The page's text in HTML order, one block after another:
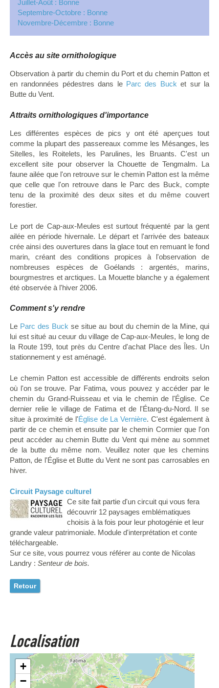
Juillet-Août : Bonne
Septembre-Octobre : Bonne
Novembre-Décembre : Bonne
Accès au site ornithologique
Observation à partir du chemin du Port et du chemin Patton et
en randonnées pédestres dans le Parc des Buck et sur la
Butte du Vent.
Attraits ornithologiques d'importance
Les différentes espèces de pics y ont été aperçues tout
comme la plupart des passereaux comme les Mésanges, les
Sitelles, les Roitelets, les Parulines, les Bruants. C'est un
excellent site pour observer la Chouette de Tengmalm. La
faune ailée que l'on retrouve sur le chemin Patton est la même
que celle que l'on retrouve dans le Parc des Buck, compte
tenu de la proximité des deux sites et du même couvert
forestier.
Le port de Cap-aux-Meules est surtout fréquenté par la gent
ailée en période hivernale. Le départ et l'arrivée des bateaux
crée ainsi des ouvertures dans la glace tout en remuant le fond
marin, créant des conditions propices à l'observation de
nombreuses espèces de Goélands : argentés, marins,
bourgmestres et arctiques. La Mouette blanche y a également
été observée à l'hiver 2006.
Comment s'y rendre
Le Parc des Buck se situe au bout du chemin de la Mine, qui
lui est situé au ceuur du village de Cap-aux-Meules, le long de
la Route 199, tout près du Centre d'achat Place des Îles. Un
stationnement y est aménagé.
Le chemin Patton est accessible de différents endroits selon
où l'on se trouve. Par Fatima, vous pouvez y accéder par le
chemin du Grand-Ruisseau et via le chemin de l'Église. Ce
dernier relie le village de Fatima et de l'Étang-du-Nord. Il se
situe à proximité de l'Église de La Vernière. C'est également à
partir de ce chemin et ensuite par le chemin Cormier que l'on
peut accéder au chemin Butte du Vent qui mène au sommet
de la butte du même nom. Veuillez noter que les chemins
Patton, de l'Église et Butte du Vent ne sont pas carrosables en
hiver.
Circuit Paysage culturel
Ce site fait partie d'un circuit qui vous fera
découvrir 12 paysages emblématiques
choisis à la fois pour leur photogénie et leur
grande valeur patrimoniale. Module d'interprétation et conte
téléchargeable.
Sur ce site, vous pourrez vous référer au conte de Nicolas
Landry : Senteur de bois.
Retour
Localisation
+
−